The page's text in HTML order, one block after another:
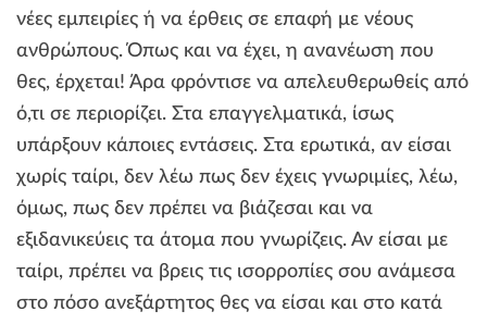
νέες εμπειρίες ή να έρθεις σε επαφή με νέους
ανθρώπους. Όπως και να έχει, η ανανέωση που
θες, έρχεται! Άρα φρόντισε να απελευθερωθείς από
ό,τι σε περιορίζει. Στα επαγγελματικά, ίσως
υπάρξουν κάποιες εντάσεις. Στα ερωτικά, αν είσαι
χωρίς ταίρι, δεν λέω πως δεν έχεις γνωριμίες, λέω,
όμως, πως δεν πρέπει να βιάζεσαι και να
εξιδανικεύεις τα άτομα που γνωρίζεις. Αν είσαι με
ταίρι, πρέπει να βρεις τις ισορροπίες σου ανάμεσα
στο πόσο ανεξάρτητος θες να είσαι και στο κατά